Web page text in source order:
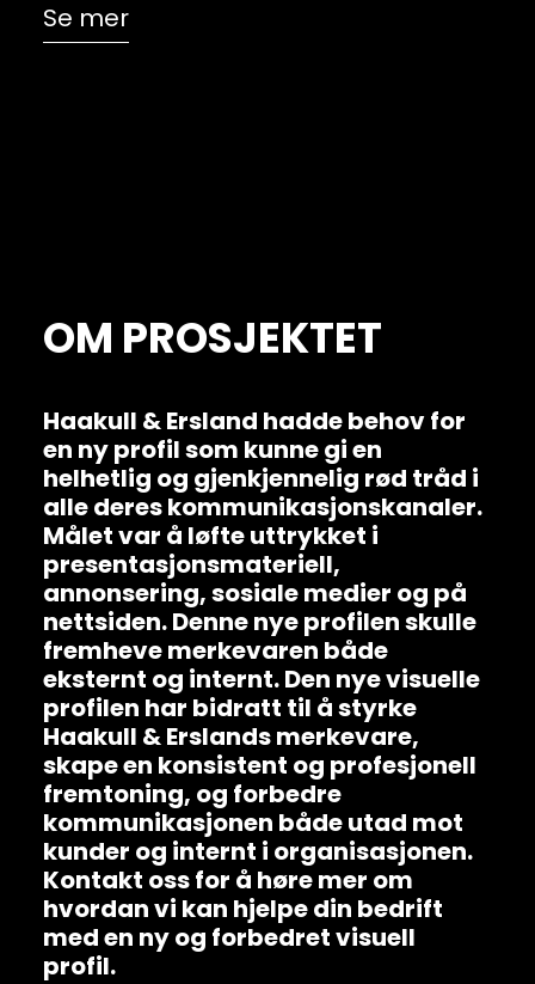
Se mer
OM PROSJEKTET
Haakull & Ersland hadde behov for
en ny profil som kunne gi en
helhetlig og gjenkjennelig rød tråd i
alle deres kommunikasjonskanaler.
Målet var å løfte uttrykket i
presentasjonsmateriell,
annonsering, sosiale medier og på
nettsiden. Denne nye profilen skulle
fremheve merkevaren både
eksternt og internt. Den nye visuelle
profilen har bidratt til å styrke
Haakull & Erslands merkevare,
skape en konsistent og profesjonell
fremtoning, og forbedre
kommunikasjonen både utad mot
kunder og internt i organisasjonen.
Kontakt oss for å høre mer om
hvordan vi kan hjelpe din bedrift
med en ny og forbedret visuell
profil.